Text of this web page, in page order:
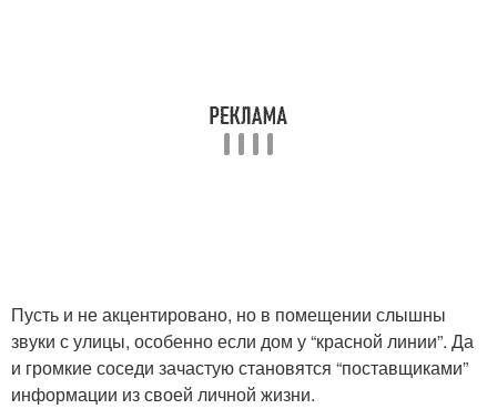
Пусть и не акцентировано, но в помещении слышны
звуки с улицы, особенно если дом у “красной линии”. Да
и громкие соседи зачастую становятся “поставщиками”
информации из своей личной жизни.